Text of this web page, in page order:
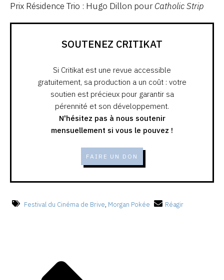
Prix Résidence Trio : Hugo Dillon pourCatholic Strip
SOUTENEZ CRITIKAT
Si Critikat est une revue accessible
gratuitement, sa production a un coût : votre
soutien est précieux pour garantir sa
pérennité et son développement.
N'hésitez pas à nous soutenir
mensuellement si vous le pouvez !
FAIRE UN DON
Festival du Cinéma de Brive, Morgan Pokée Réagir